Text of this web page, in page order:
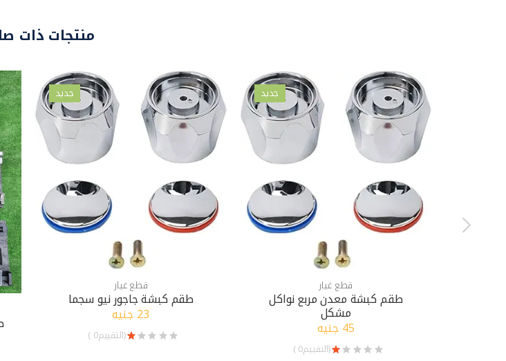
منتجات ذات
جديد
قطع غيار
طقم كبشة معدن مربع نواكل
مشكل
45 جنيه
(التقييم0 )
جديد
قطع غيار
طقم كبشة جاجور نيو سجما
23 جنيه
(التقييم0 )